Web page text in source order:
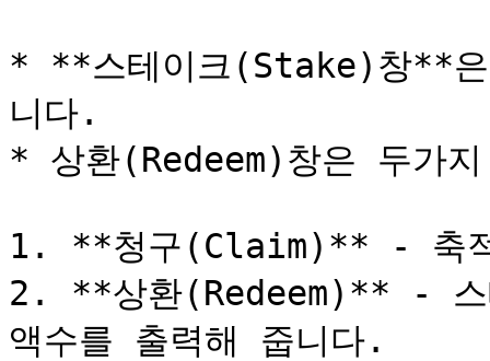
* **스테이크(Stake)창**은
니다.
* 상환(Redeem)창은 두가
1. **청구(Claim)** - 축적
2. **상환(Redeem)** - 스
액수를 출력해 줍니다.